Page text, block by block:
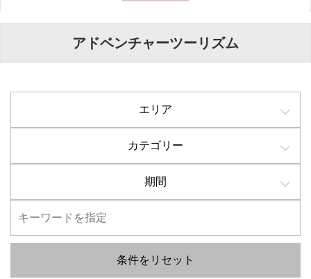
アドベンチャーツーリズム
エリア
カテゴリー
期間
条件をリセット